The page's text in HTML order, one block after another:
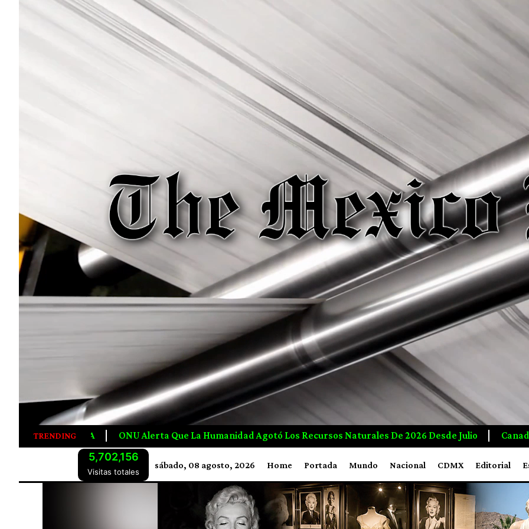
TRENDING
Que La Humanidad Agotó Los Recursos Naturales De 2026 Desde Julio Canadá Crea Empleos E Inversiones A
Visitas totales
5,702,156
sábado, 08 agosto, 2026 Home Portada Mundo Nacional CDMX Editorial